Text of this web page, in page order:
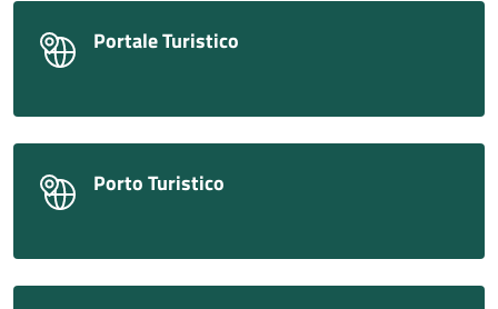
Portale Turistico
Porto Turistico